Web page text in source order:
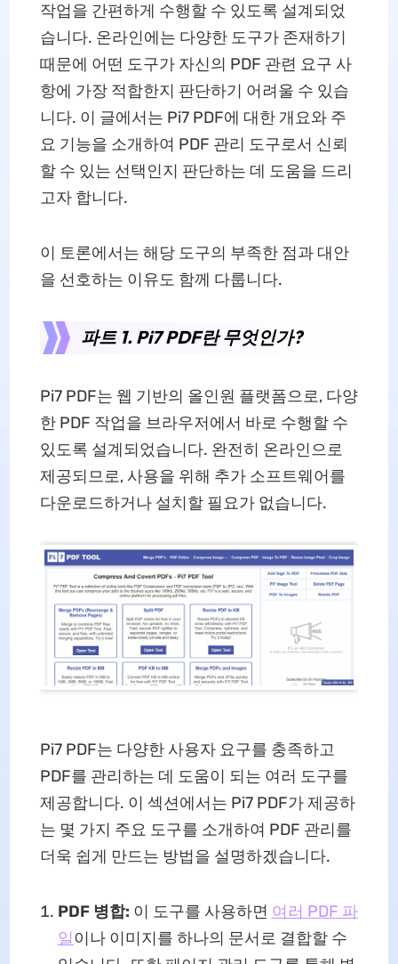
작업을 간편하게 수행할 수 있도록 설계되었
습니다. 온라인에는 다양한 도구가 존재하기
때문에 어떤 도구가 자신의 PDF 관련 요구 사
항에 가장 적합한지 판단하기 어려울 수 있습
니다. 이 글에서는 Pi7 PDF에 대한 개요와 주
요 기능을 소개하여 PDF 관리 도구로서 신뢰
할 수 있는 선택인지 판단하는 데 도움을 드리
고자 합니다.
이 토론에서는 해당 도구의 부족한 점과 대안
을 선호하는 이유도 함께 다룹니다.
파트 1. Pi7 PDF란 무엇인가?
Pi7 PDF는 웹 기반의 올인원 플랫폼으로, 다양
한 PDF 작업을 브라우저에서 바로 수행할 수
있도록 설계되었습니다. 완전히 온라인으로
제공되므로, 사용을 위해 추가 소프트웨어를
다운로드하거나 설치할 필요가 없습니다.
Pi7 PDF는 다양한 사용자 요구를 충족하고
PDF를 관리하는 데 도움이 되는 여러 도구를
제공합니다. 이 섹션에서는 Pi7 PDF가 제공하
는 몇 가지 주요 도구를 소개하여 PDF 관리를
더욱 쉽게 만드는 방법을 설명하겠습니다.
PDF 병합: 이 도구를 사용하면 여러 PDF 파
일이나 이미지를 하나의 문서로 결합할 수